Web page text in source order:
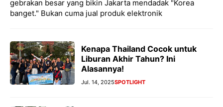
gebrakan besar yang bikin Jakarta mendadak "Korea
banget." Bukan cuma jual produk elektronik
Kenapa Thailand Cocok untuk
Liburan Akhir Tahun? Ini
Alasannya!
Jul. 14, 2025SPOTLIGHT